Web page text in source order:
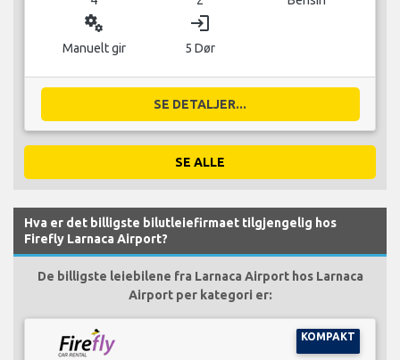
miscellaneous_services
Manuelt gir
login
5 Dør
SE DETALJER...
SE ALLE
Hva er det billigste bilutleiefirmaet tilgjengelig hos
Firefly Larnaca Airport?
De billigste leiebilene fra Larnaca Airport hos Larnaca
Airport per kategori er:
KOMPAKT